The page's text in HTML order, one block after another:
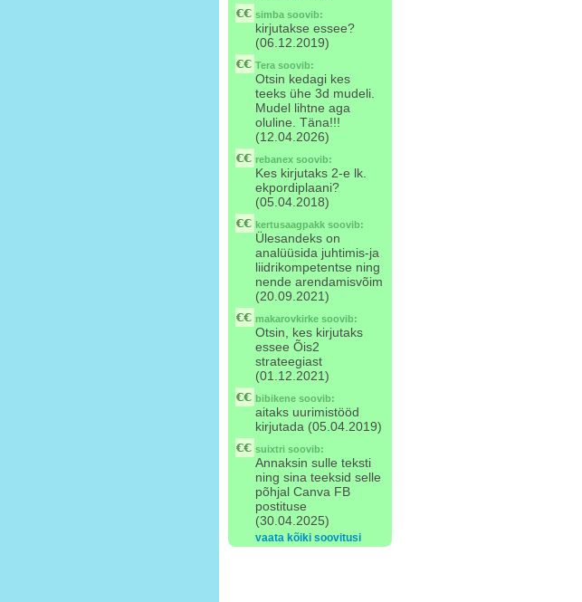
simba soovib:
kirjutakse essee?
(06.12.2019)
Tera soovib:
Otsin kedagi kes
teeks ühe 3d mudeli.
Mudel lihtne aga
oluline. Täna!!!
(12.04.2026)
rebanex soovib:
Kes kirjutaks 2-e lk.
ekpordiplaani?
(05.04.2018)
kertusaagpakk soovib:
Ülesandeks on
analüüsida juhtimis-ja
liidrikompetentse ning
nende arendamisvõim
(20.09.2021)
makarovkirke soovib:
Otsin, kes kirjutaks
essee Õis2
strateegiast
(01.12.2021)
bibikene soovib:
aitaks uurimistööd
kirjutada (05.04.2019)
suixtri soovib:
Annaksin sulle teksti
ning sina teeksid selle
põhjal Canva FB
postituse
(30.04.2025)
vaata kõiki soovitusi